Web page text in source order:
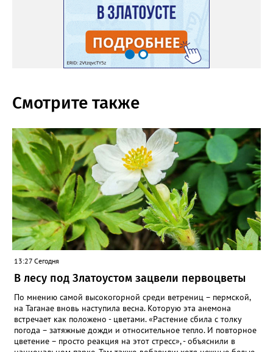
Смотрите также
13:27 Сегодня
В лесу под Златоустом зацвели первоцветы
По мнению самой высокогорной среди ветрениц – пермской,
на Таганае вновь наступила весна. Которую эта анемона
встречает как положено - цветами. «Растение сбила с толку
погода – затяжные дожди и относительное тепло. И повторное
цветение – просто реакция на этот стресс», - объяснили в